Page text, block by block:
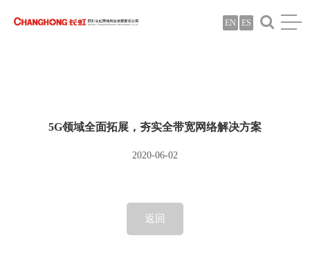
ES
EN
5G领域全面拓展，夯实全带宽网络解决方案
2020-06-02
返回